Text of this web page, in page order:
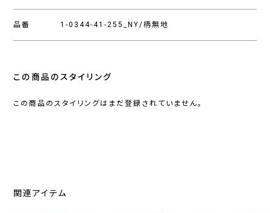
品番 1-0344-41-255_NY/柄無地
この商品のスタイリング
この商品のスタイリングはまだ登録されていません。
関連アイテム